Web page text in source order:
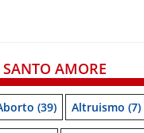
SANTO AMORE
(39) Altruismo (7)